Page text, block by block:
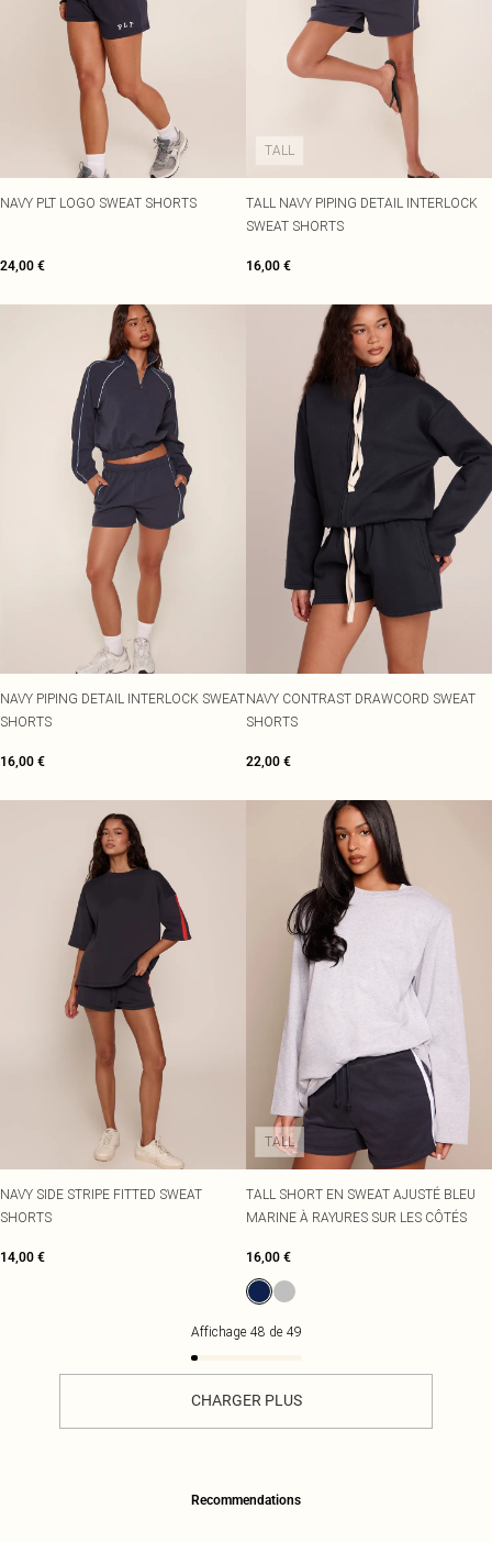
NAVY PLT LOGO SWEAT SHORTS
24,00 €
TALL
TALL NAVY PIPING DETAIL INTERLOCK
SWEAT SHORTS
16,00 €
NAVY PIPING DETAIL INTERLOCK SWEAT
SHORTS
16,00 €
NAVY CONTRAST DRAWCORD SWEAT
SHORTS
22,00 €
NAVY SIDE STRIPE FITTED SWEAT
SHORTS
14,00 €
TALL
TALL SHORT EN SWEAT AJUSTÉ BLEU
MARINE À RAYURES SUR LES CÔTÉS
16,00 €
Affichage 48 de 49
CHARGER PLUS
Recommendations